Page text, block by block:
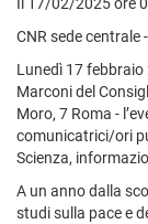
Il 17/02/2025 ore
CNR sede centrale
Lunedì 17 febbraio
Marconi del
Moro, 7 Roma -
comunicatrici/ori
Scienza,
A un anno dalla
studi sulla pace e